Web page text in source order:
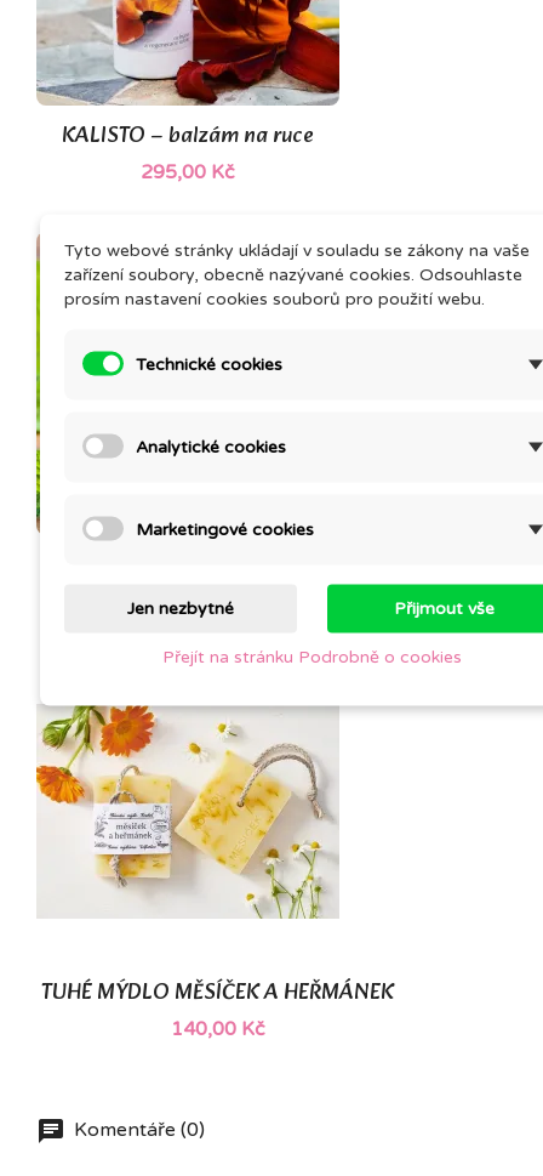
KALISTO – balzám na ruce
295,00 Kč
157,00 Kč
(1)
TUHÉ MÝDLO MĚSÍČEK A HEŘMÁNEK
140,00 Kč
Komentáře (0)
Tyto webové stránky ukládají v souladu se zákony na vaše
zařízení soubory, obecně nazývané cookies. Odsouhlaste
prosím nastavení cookies souborů pro použití webu.
Technické cookies
Analytické cookies
Marketingové cookies
Jen nezbytné Přijmout vše
Přejít na stránku Podrobně o cookies